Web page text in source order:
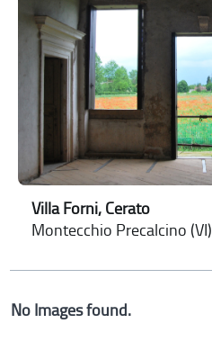
Villa Forni, Cerato
Montecchio Precalcino (VI)
No Images found.